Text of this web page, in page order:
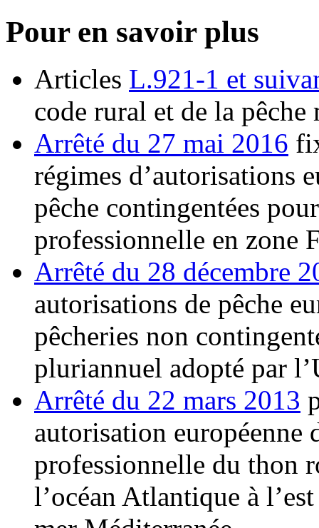
Pour en savoir plus
Articles L.921-1 et
code rural et de la pêche
Arrêté du 27 mai 2016
régimes d’autorisations
pêche contingentées
professionnelle en zone
Arrêté du 28 décembre
autorisations de pêche
pêcheries non
pluriannuel adopté par
Arrêté du 22 mars 2013
autorisation européenne
professionnelle du thon
l’océan Atlantique à